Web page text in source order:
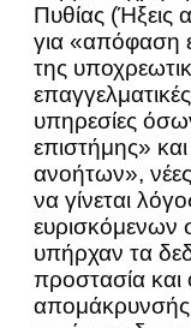
Πυθίας (Ήξεις
για «απόφαση
της
υπηρεσίες
επιστήμης»
ανοήτων»,
να γίνεται
ευρισκόμενων
υπήρχαν τα
προστασία και